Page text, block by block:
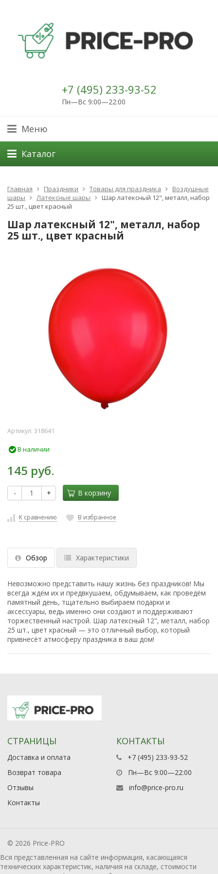
+7 (495) 233-93-52
Пн—Вс 9:00—22:00
Меню
Каталог
Главная Праздники Товары для праздника
Воздушные
шары
Латексные шары
Шар латексный 12", металл, набор
25 шт., цвет красный
Шар латексный 12", металл, набор
25 шт., цвет красный
Артикул: 318641
В наличии
145 руб.
- + В корзину
К сравнению В избранное
Обзор Характеристики
Невозможно представить нашу жизнь без праздников! Мы
всегда ждём их и предвкушаем, обдумываем, как проведём
памятный день, тщательно выбираем подарки и
аксессуары, ведь именно они создают и поддерживают
торжественный настрой. Шар латексный 12", металл, набор
25 шт., цвет красный — это отличный выбор, который
привнесёт атмосферу праздника в ваш дом!
СТРАНИЦЫ
Доставка и оплата
Возврат товара
Отзывы
Контакты
КОНТАКТЫ
+7 (495) 233-93-52
Пн—Вс 9:00—22:00
info@price-pro.ru
© 2026 Price-PRO
Вся представленная на сайте информация, касающаяся
технических характеристик, наличия на складе, стоимости